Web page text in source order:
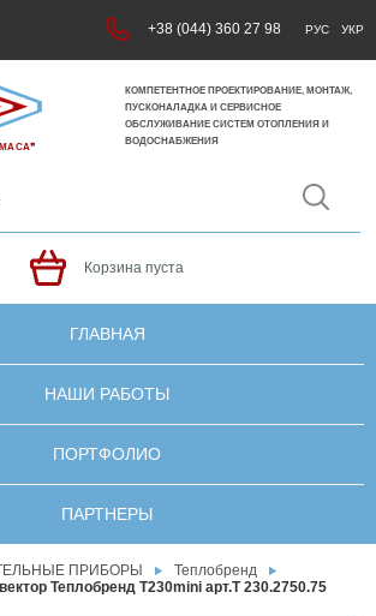
+38 (044) 360 27 98 РУС УКР
КОМПЕТЕНТНОЕ ПРОЕКТИРОВАНИЕ, МОНТАЖ,
ПУСКОНАЛАДКА И СЕРВИСНОЕ
ОБСЛУЖИВАНИЕ СИСТЕМ ОТОПЛЕНИЯ И
ВОДОСНАБЖЕНИЯ
Корзина пуста
ГЛАВНАЯ
НАШИ РАБОТЫ
ПОРТФОЛИО
ПАРТНЕРЫ
ПРИБОРЫ
Теплобренд
Теплобренд T230mini арт.T 230.2750.75